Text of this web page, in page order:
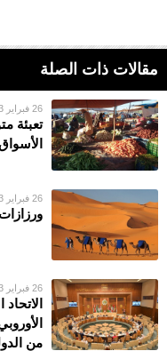
مقالات ذات الصلة
26 فبراير 2023
تعبئة
26 فبراير 2023
26 فبراير 2023
من